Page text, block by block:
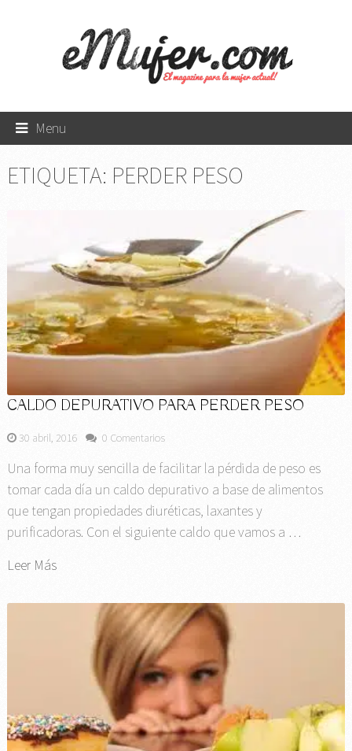
Menu
ETIQUETA: PERDER PESO
CALDO DEPURATIVO PARA PERDER PESO
30 abril, 2016 0 Comentarios
Una forma muy sencilla de facilitar la pérdida de peso es
tomar cada día un caldo depurativo a base de alimentos
que tengan propiedades diuréticas, laxantes y
purificadoras. Con el siguiente caldo que vamos a …
Leer Más